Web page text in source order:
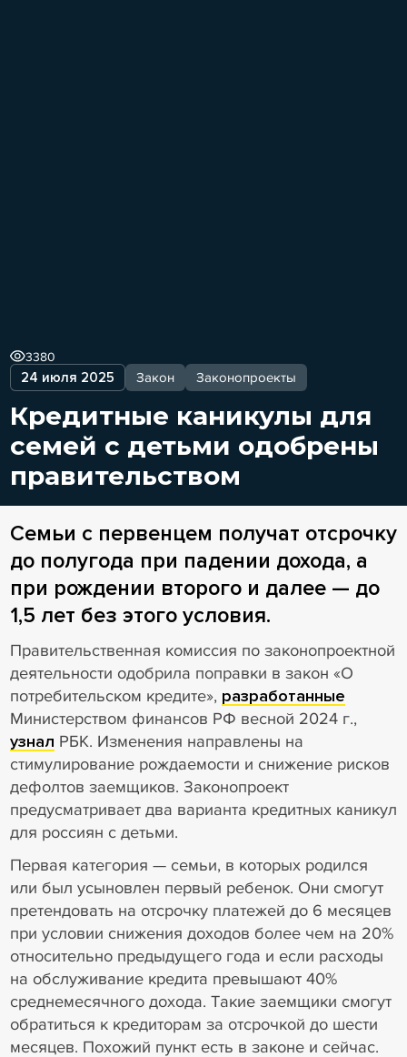
24 июля 2025 Закон Законопроекты
3380
Кредитные каникулы для
семей с детьми одобрены
правительством
Семьи с первенцем получат отсрочку
до полугода при падении дохода, а
при рождении второго и далее — до
1,5 лет без этого условия.
Правительственная комиссия по законопроектной
деятельности одобрила поправки в закон «О
потребительском кредите», разработанные
Министерством финансов РФ весной 2024 г.,
узнал РБК. Изменения направлены на
стимулирование рождаемости и снижение рисков
дефолтов заемщиков. Законопроект
предусматривает два варианта кредитных каникул
для россиян с детьми.
Первая категория — семьи, в которых родился
или был усыновлен первый ребенок. Они смогут
претендовать на отсрочку платежей до 6 месяцев
при условии снижения доходов более чем на 20%
относительно предыдущего года и если расходы
на обслуживание кредита превышают 40%
среднемесячного дохода. Такие заемщики смогут
обратиться к кредиторам за отсрочкой до шести
месяцев. Похожий пункт есть в законе и сейчас.